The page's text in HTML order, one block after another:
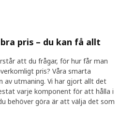
pris – du kan få allt
att du frågar, för hur får man
pris? Våra smarta
av utmaning. Vi har gjort allt det
varje komponent för att hålla i
behöver göra är att välja det som